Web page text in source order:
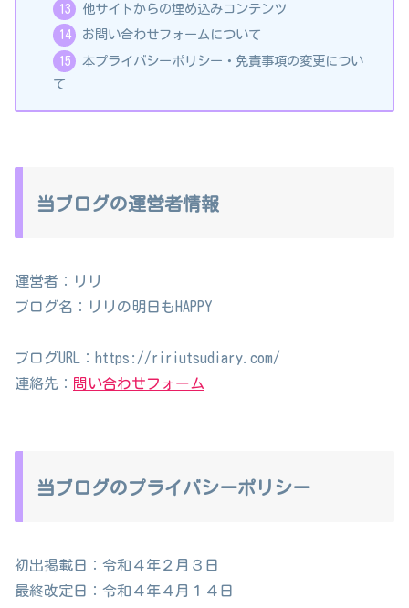
他サイトからの埋め込みコンテンツ
お問い合わせフォームについて
本プライバシーポリシー・免責事項の変更につい
て
当ブログの運営者情報
運営者：リリ
ブログ名：リリの明日もHAPPY
ブログURL：https://ririutsudiary.com/
連絡先： 問い合わせフォーム
当ブログのプライバシーポリシー
初出掲載日：令和４年２月３日
最終改定日：令和４年４月１４日